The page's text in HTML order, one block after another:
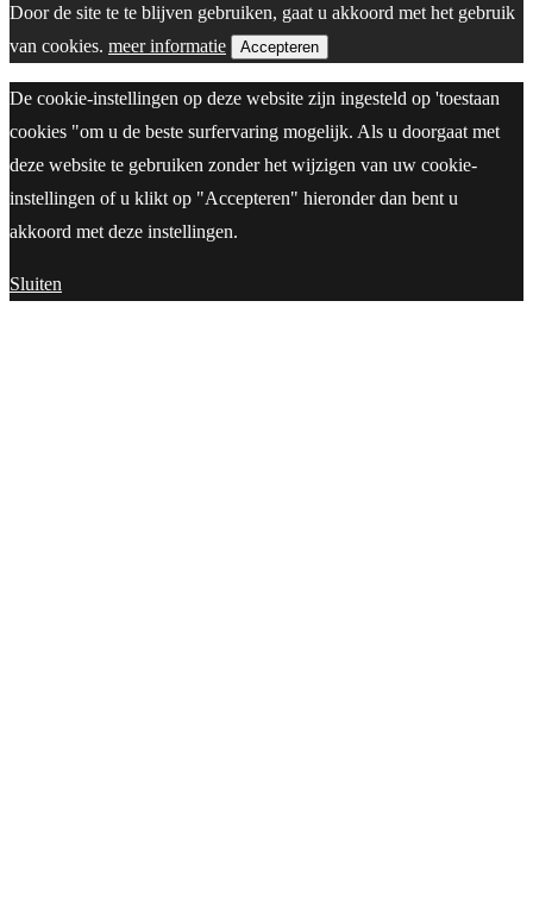
Door de site te te blijven gebruiken, gaat u akkoord met het gebruik
van cookies. meer informatie Accepteren
De cookie-instellingen op deze website zijn ingesteld op 'toestaan
cookies "om u de beste surfervaring mogelijk. Als u doorgaat met
deze website te gebruiken zonder het wijzigen van uw cookie-
instellingen of u klikt op "Accepteren" hieronder dan bent u
akkoord met deze instellingen.
Sluiten